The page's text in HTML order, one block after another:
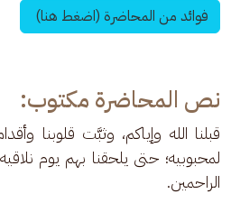
فوائد من المحاضرة (اضغط هنا)
نص المحاضرة مكتوب:
قبلنا الله وإياكم، وثبَّت قلوبنا
لمحبوبيه؛ حتى يلحقنا بهم يوم
الراحمين.